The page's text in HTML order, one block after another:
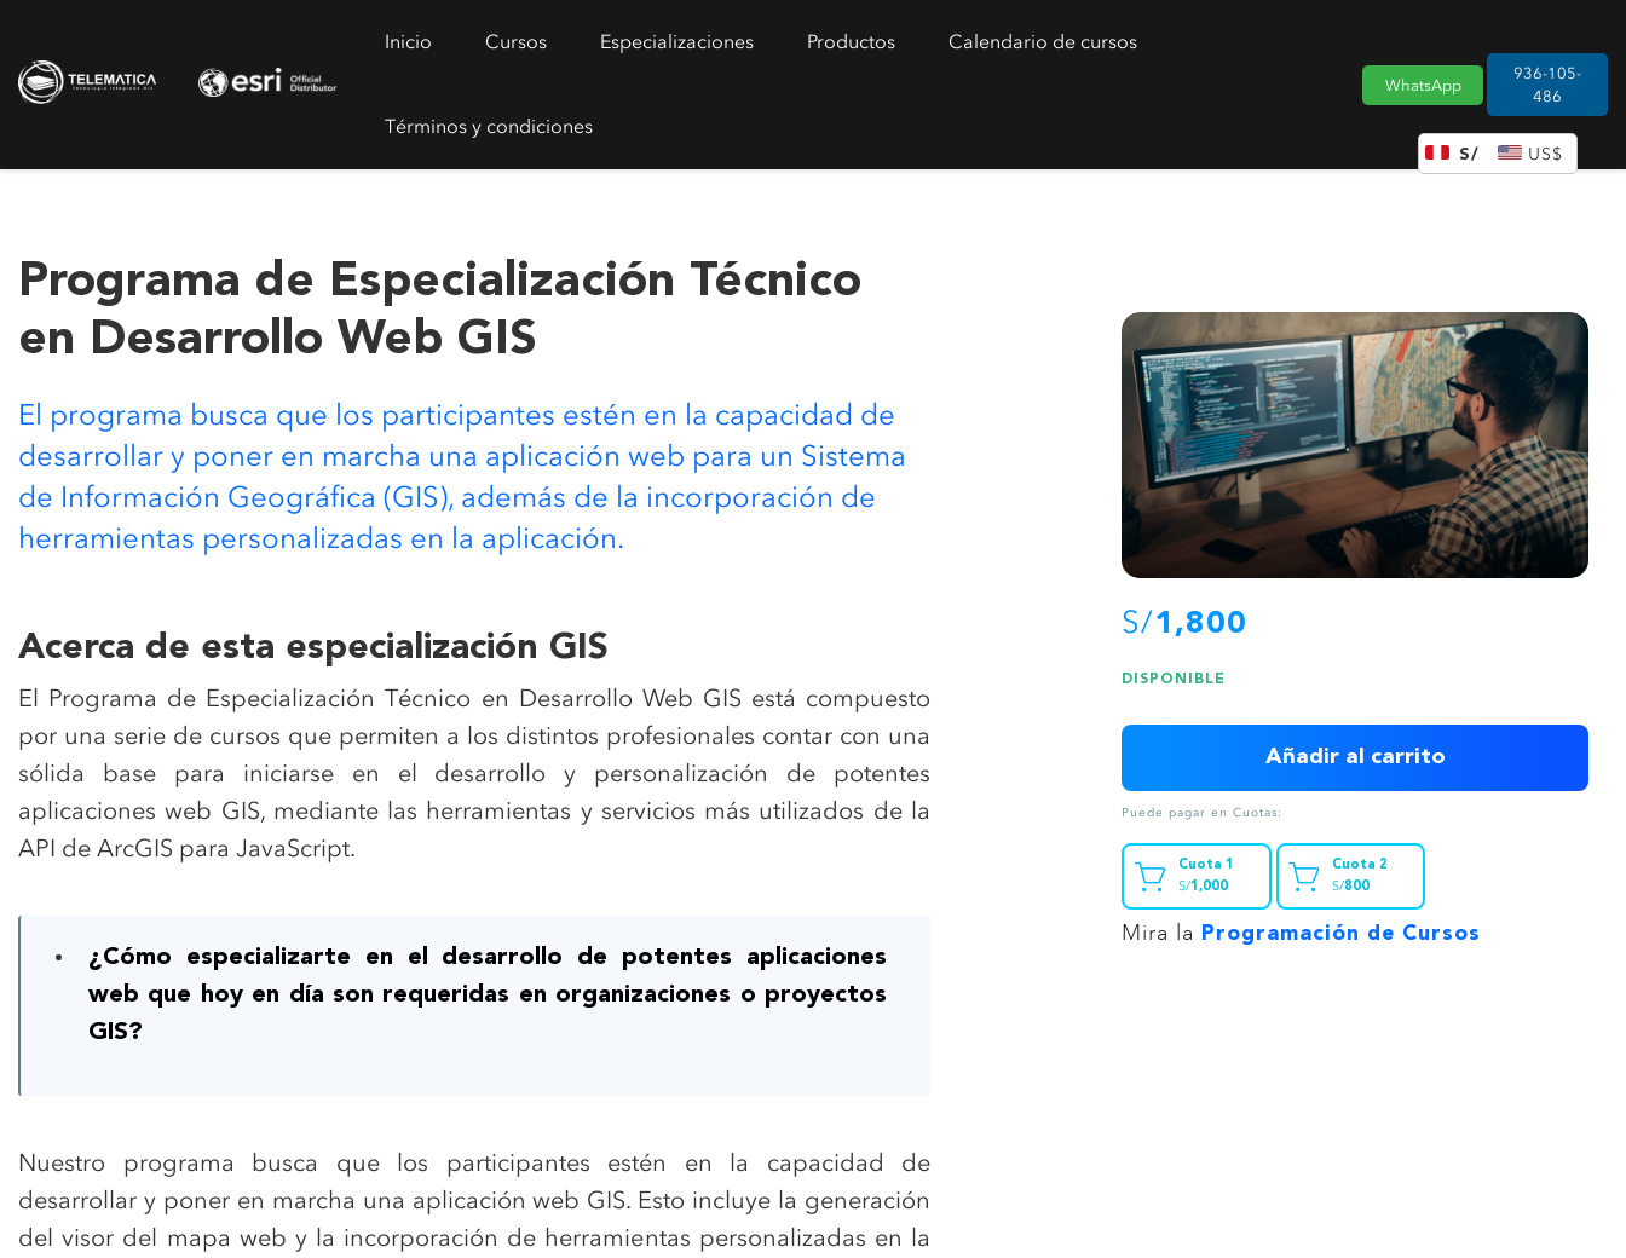
Inicio Cursos Especializaciones Productos Calendario de cursos
Términos y condiciones
WhatsApp
936-105-
486
Programa de Especialización Técnico
en Desarrollo Web GIS
El programa busca que los participantes estén en la capacidad de
desarrollar y poner en marcha una aplicación web para un Sistema
de Información Geográfica (GIS), además de la incorporación de
herramientas personalizadas en la aplicación.
Acerca de esta especialización GIS
El Programa de Especialización Técnico en Desarrollo Web GIS está compuesto
por una serie de cursos que permiten a los distintos profesionales contar con una
sólida base para iniciarse en el desarrollo y personalización de potentes
aplicaciones web GIS, mediante las herramientas y servicios más utilizados de la
API de ArcGIS para JavaScript.
¿Cómo especializarte en el desarrollo de potentes aplicaciones
web que hoy en día son requeridas en organizaciones o proyectos
GIS?
Nuestro programa busca que los participantes estén en la capacidad de
desarrollar y poner en marcha una aplicación web GIS. Esto incluye la generación
del visor del mapa web y la incorporación de herramientas personalizadas en la
S/1,800
DISPONIBLE
Añadir al carrito
Puede pagar en Cuotas:
Cuota 1
S/1,000
Cuota 2
S/800
Mira la Programación de Cursos